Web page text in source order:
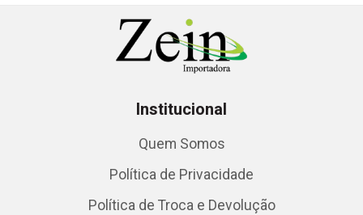
Institucional
Quem Somos
Política de Privacidade
Política de Troca e Devolução